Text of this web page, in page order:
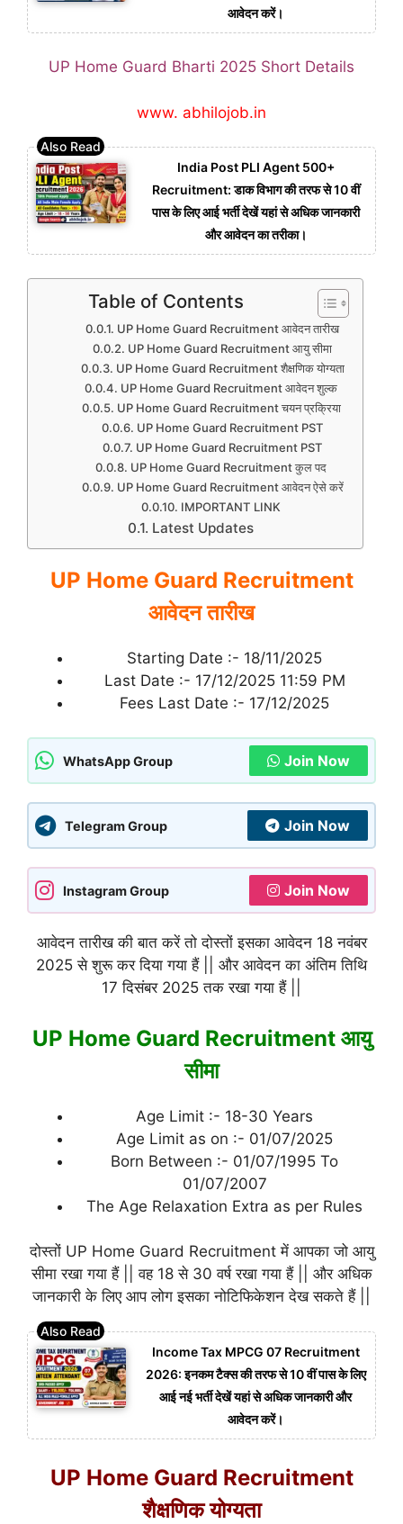
आवेदन करें।
UP Home Guard Bharti 2025 Short Details
www. abhilojob.in
India Post PLI Agent 500+
Recruitment: डाक विभाग की तरफ से 10 वीं
पास के लिए आई भर्ती देखें यहां से अधिक जानकारी
और आवेदन का तरीका।
Table of Contents
UP Home Guard Recruitment आवेदन तारीख
UP Home Guard Recruitment आयु सीमा
UP Home Guard Recruitment शैक्षणिक योग्यता
UP Home Guard Recruitment आवेदन शुल्क
UP Home Guard Recruitment चयन प्रक्रिया
UP Home Guard Recruitment PST
UP Home Guard Recruitment PST
UP Home Guard Recruitment कुल पद
UP Home Guard Recruitment आवेदन ऐसे करें
IMPORTANT LINK
Latest Updates
UP Home Guard Recruitment
आवेदन तारीख
Starting Date :- 18/11/2025
Last Date :- 17/12/2025 11:59 PM
Fees Last Date :- 17/12/2025
WhatsApp Group Join Now
Telegram Group Join Now
Instagram Group Join Now
आवेदन तारीख की बात करें तो दोस्तों इसका आवेदन 18 नवंबर
2025 से शुरू कर दिया गया हैं || और आवेदन का अंतिम तिथि
17 दिसंबर 2025 तक रखा गया हैं ||
UP Home Guard Recruitment आयु
सीमा
Age Limit :- 18-30 Years
Age Limit as on :- 01/07/2025
Born Between :- 01/07/1995 To
01/07/2007
The Age Relaxation Extra as per Rules
दोस्तों UP Home Guard Recruitment में आपका जो आयु
सीमा रखा गया हैं || वह 18 से 30 वर्ष रखा गया हैं || और अधिक
जानकारी के लिए आप लोग इसका नोटिफिकेशन देख सकते हैं ||
Income Tax MPCG 07 Recruitment
2026: इनकम टैक्स की तरफ से 10 वीं पास के लिए
आई नई भर्ती देखें यहां से अधिक जानकारी और
आवेदन करें।
UP Home Guard Recruitment
शैक्षणिक योग्यता